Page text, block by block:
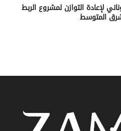
لإعادة التوازن لمشروع الربط
المتوسط